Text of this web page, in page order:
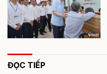
ĐỌC TIẾP